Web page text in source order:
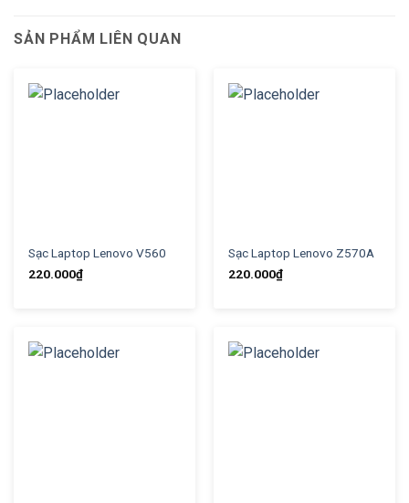
SẢN PHẨM LIÊN QUAN
Sạc Laptop Lenovo V560
220.000₫
Sạc Laptop Lenovo Z570A
220.000₫